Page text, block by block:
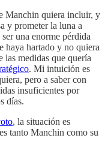
Manchin quiera incluir, y
y prometer la luna a
una enorme pérdida
haya hartado y no quiera
las medidas que quería
. Mi intuición es
pero a saber con
insuficientes por
días.
, la situación es
tanto Manchin como su